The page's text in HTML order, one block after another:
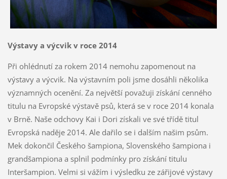
Výstavy a výcvik v roce 2014
Při ohlédnutí za rokem 2014 nemohu zapomenout na
výstavy a výcvik. Na výstavním poli jsme dosáhli několika
významných ocenění. Za největší považuji získání cenného
titulu na Evropské výstavě psů, která se v roce 2014 konala
v Brně. Naše odchovy Kai i Dori získali ve své třídě titul
Evropská naděje 2014. Ale dařilo se i dalším našim psům.
Mek dokončil Českého šampiona, Slovenského šampiona i
grandšampiona a splnil podmínky pro získání titulu
Interšampion. Velmi si vážím i výsledku ze zářijové výstavy